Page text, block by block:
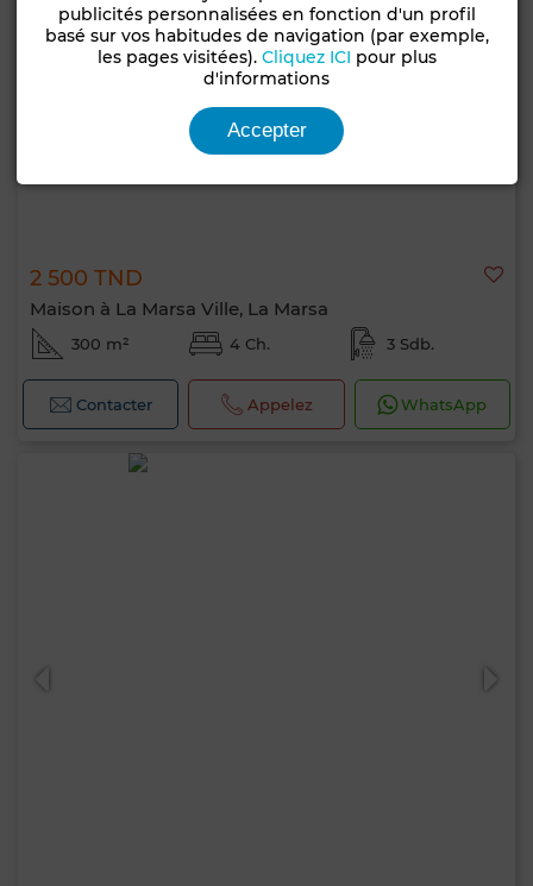
2 500 TND
Maison à La Marsa Ville, La Marsa
300 m² 4 Ch. 3 Sdb.
Contacter Appelez WhatsApp
publicités personnalisées en fonction d'un profil
basé sur vos habitudes de navigation (par exemple,
les pages visitées). Cliquez ICI pour plus
d'informations
Accepter